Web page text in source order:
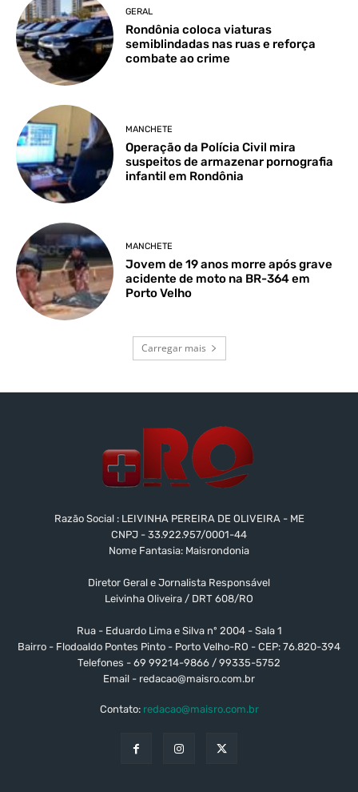
GERAL
Rondônia coloca viaturas
semiblindadas nas ruas e reforça
combate ao crime
MANCHETE
Operação da Polícia Civil mira
suspeitos de armazenar pornografia
infantil em Rondônia
MANCHETE
Jovem de 19 anos morre após grave
acidente de moto na BR-364 em
Porto Velho
Carregar mais
Razão Social : LEIVINHA PEREIRA DE OLIVEIRA - ME
CNPJ - 33.922.957/0001-44
Nome Fantasia: Maisrondonia
Diretor Geral e Jornalista Responsável
Leivinha Oliveira / DRT 608/RO
Rua - Eduardo Lima e Silva nº 2004 - Sala 1
Bairro - Flodoaldo Pontes Pinto - Porto Velho-RO - CEP: 76.820-394
Telefones - 69 99214-9866 / 99335-5752
Email - redacao@maisro.com.br
Contato: redacao@maisro.com.br